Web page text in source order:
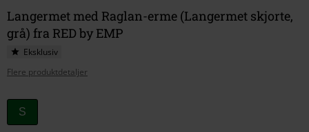
Langermet med Raglan-erme (Langermet skjorte,
grå) fra RED by EMP
Eksklusiv
Flere produktdetaljer
Velg
størrelse
S